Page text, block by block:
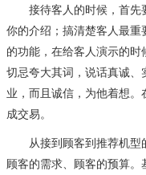
接待客人的时候，首先
你的介绍；搞清楚客人最
的功能，在给客人演示的
切忌夸大其词，说话真诚
业，而且诚信，为他着想
成交易。
从接到顾客到推荐机型
顾客的需求、顾客的预算。